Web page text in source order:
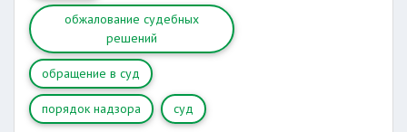
обжалование судебных
решений
обращение в суд
порядок надзора суд